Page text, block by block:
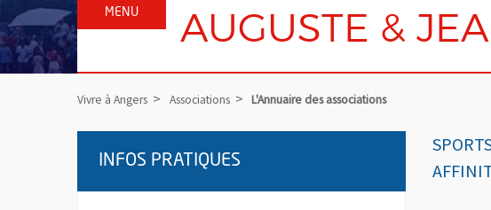
MENU
AUGUSTE &
Vivre à Angers Associations L'Annuaire des associations
INFOS PRATIQUES